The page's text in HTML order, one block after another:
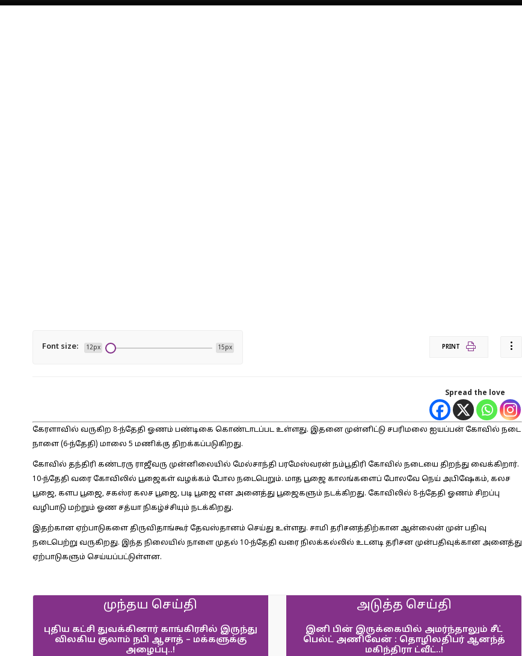
Font size: 12px 15px PRINT
Spread the love
கேரளாவில் வருகிற 8-ந்தேதி ஓணம் பண்டிகை கொண்டாடப்பட உள்ளது. இதனை முன்னிட்டு சபரிமலை ஐயப்பன் கோவில் நடை
நாளை (6-ந்தேதி) மாலை 5 மணிக்கு திறக்கப்படுகிறது.
கோவில் தந்திரி கண்டரரு ராஜீவரு முன்னிலையில் மேல்சாந்தி பரமேஸ்வரன் நம்பூதிரி கோவில் நடையை திறந்து வைக்கிறார்.
10-ந்தேதி வரை கோவிலில் பூஜைகள் வழக்கம் போல நடைபெறும். மாத பூஜை காலங்களைப் போலவே நெய் அபிஷேகம், கலச
பூஜை, களப பூஜை, சகஸ்ர கலச பூஜை, படி பூஜை என அனைத்து பூஜைகளும் நடக்கிறது. கோவிலில் 8-ந்தேதி ஓணம் சிறப்பு
வழிபாடு மற்றும் ஓண சத்யா நிகழ்ச்சியும் நடக்கிறது.
இதற்கான ஏற்பாடுகளை திருவிதாங்கூர் தேவஸ்தானம் செய்து உள்ளது. சாமி தரிசனத்திற்கான ஆன்லைன் முன் பதிவு
நடைபெற்று வருகிறது. இந்த நிலையில் நாளை முதல் 10-ந்தேதி வரை நிலக்கல்லில் உடனடி தரிசன முன்பதிவுக்கான அனைத்து
ஏற்பாடுகளும் செய்யப்பட்டுள்ளன.
முந்தய செய்தி
புதிய கட்சி துவக்கினார் காங்கிரசில் இருந்து
விலகிய குலாம் நபி ஆசாத் – மக்களுக்கு
அழைப்பு..!
அடுத்த செய்தி
இனி பின் இருக்கையில் அமர்ந்தாலும் சீட்
பெல்ட் அணிவேன் : தொழிலதிபர் ஆனந்த்
மகிந்திரா ட்வீட்..!